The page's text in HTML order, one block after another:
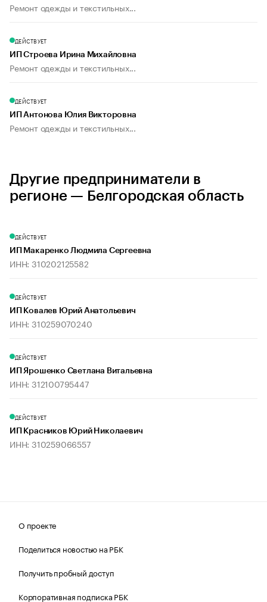
Ремонт одежды и текстильных...
ДЕЙСТВУЕТ
ИП Строева Ирина Михайловна
Ремонт одежды и текстильных...
ДЕЙСТВУЕТ
ИП Антонова Юлия Викторовна
Ремонт одежды и текстильных...
Другие предприниматели в
регионе — Белгородская область
ДЕЙСТВУЕТ
ИП Макаренко Людмила Сергеевна
ИНН: 310202125582
ДЕЙСТВУЕТ
ИП Ковалев Юрий Анатольевич
ИНН: 310259070240
ДЕЙСТВУЕТ
ИП Ярошенко Светлана Витальевна
ИНН: 312100795447
ДЕЙСТВУЕТ
ИП Красников Юрий Николаевич
ИНН: 310259066557
О проекте
Поделиться новостью на РБК
Получить пробный доступ
Корпоративная подписка РБК